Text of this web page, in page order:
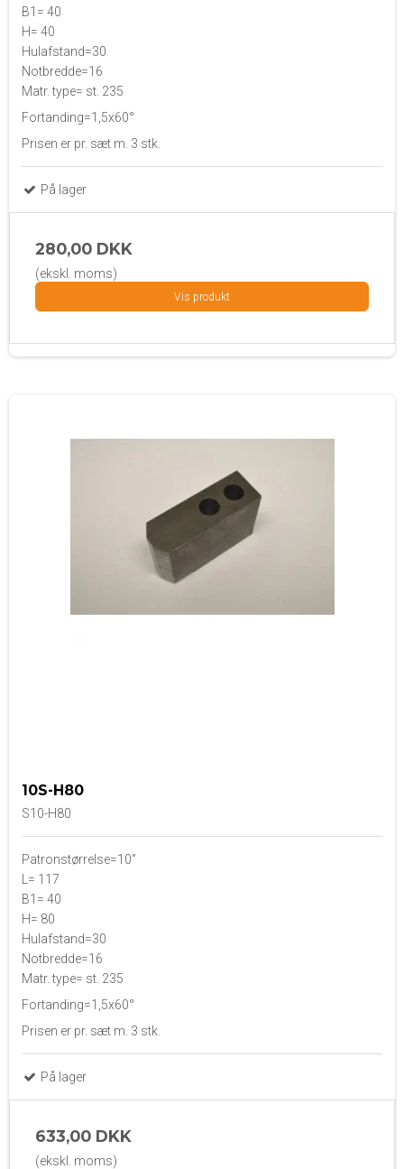
B1= 40
H= 40
Hulafstand=30
Notbredde=16
Matr. type= st. 235
Fortanding=1,5x60°
Prisen er pr. sæt m. 3 stk.
På lager
280,00 DKK
(ekskl. moms)
Vis produkt
10S-H80
S10-H80
Patronstørrelse=10”
L= 117
B1= 40
H= 80
Hulafstand=30
Notbredde=16
Matr. type= st. 235
Fortanding=1,5x60°
Prisen er pr. sæt m. 3 stk.
På lager
633,00 DKK
(ekskl. moms)